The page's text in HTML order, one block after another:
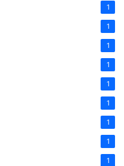
1
1
1
1
1
1
1
1
1